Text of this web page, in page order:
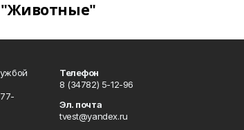
"Животные"
Телефон
8 (34782) 5-12-96
Эл. почта
tvest@yandex.ru